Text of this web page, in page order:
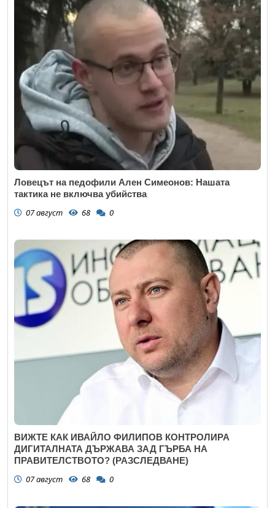
Ловецът на педофили Ален Симеонов: Нашата
тактика не включва убийства
07 август 68 0
ВИЖТЕ КАК ИВАЙЛО ФИЛИПОВ КОНТРОЛИРА
ДИГИТАЛНАТА ДЪРЖАВА ЗАД ГЪРБА НА
ПРАВИТЕЛСТВОТО? (РАЗСЛЕДВАНЕ)
07 август 68 0